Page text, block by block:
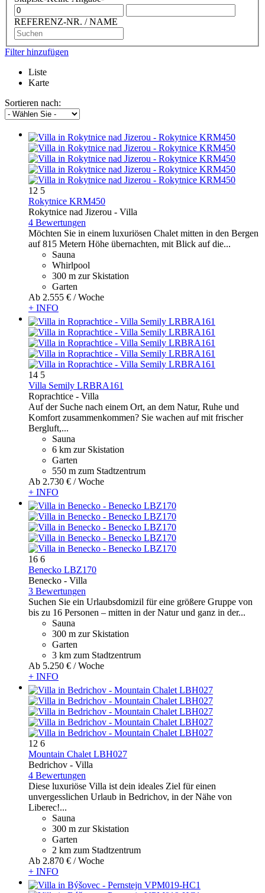
REFERENZ-NR. / NAME
Filter hinzufügen
Liste
Karte
Sortieren nach:
12 5
Rokytnice KRM450
Rokytnice nad Jizerou - Villa
4 Bewertungen
Möchten Sie in einem luxuriösen Chalet mitten in den Bergen
auf 815 Metern Höhe übernachten, mit Blick auf die...
Sauna
Whirlpool
300 m zur Skistation
Garten
Ab 2.555 € / Woche
+ INFO
14 5
Villa Semily LRBRA161
Roprachtice - Villa
Auf der Suche nach einem Ort, an dem Natur, Ruhe und
Komfort zusammenkommen? Sie wachen auf mit frischer
Bergluft,...
Sauna
6 km zur Skistation
Garten
550 m zum Stadtzentrum
Ab 2.730 € / Woche
+ INFO
16 6
Benecko LBZ170
Benecko - Villa
3 Bewertungen
Suchen Sie ein Urlaubsdomizil für eine größere Gruppe von
bis zu 16 Personen – mitten in der Natur und ganz in der...
Sauna
300 m zur Skistation
Garten
3 km zum Stadtzentrum
Ab 5.250 € / Woche
+ INFO
12 6
Mountain Chalet LBH027
Bedrichov - Villa
4 Bewertungen
Diese luxuriöse Villa ist dein ideales Ziel für einen
unvergesslichen Urlaub in Bedrichov, in der Nähe von
Liberec!...
Sauna
300 m zur Skistation
Garten
2 km zum Stadtzentrum
Ab 2.870 € / Woche
+ INFO